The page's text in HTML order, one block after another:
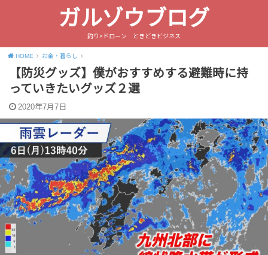
ガルゾウブログ
釣り×ドローン ときどきビジネス
HOME お金・暮らし
【防災グッズ】僕がおすすめする避難時に持
っていきたいグッズ２選
2020年7月7日